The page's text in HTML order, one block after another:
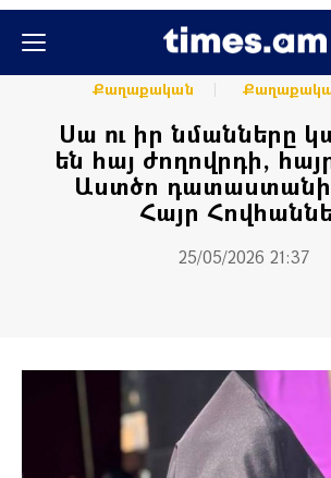
Քաղաքական
Սա ու իր նմանները
են հայ ժողովրդի,
Աստծո
Հայր
25/05/2026 21:37